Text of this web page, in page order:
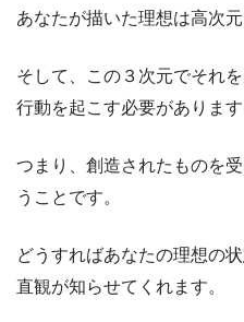
あなたが描いた理想は高次
そして、この３次元でそれ
行動を起こす必要があります
つまり、創造されたものを
うことです。
どうすればあなたの理想の
直観が知らせてくれます。